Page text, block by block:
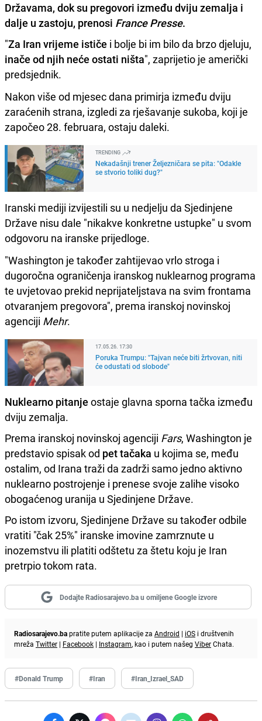
Državama, dok su pregovori između dviju zemalja i
dalje u zastoju, prenosi France Presse.
"Za Iran vrijeme ističe i bolje bi im bilo da brzo djeluju,
inače od njih neće ostati ništa", zaprijetio je američki
predsjednik.
Nakon više od mjesec dana primirja između dviju
zaraćenih strana, izgledi za rješavanje sukoba, koji je
započeo 28. februara, ostaju daleki.
TRENDING
Nekadašnji trener Željezničara se pita: "Odakle
se stvorio toliki dug?"
Iranski mediji izvijestili su u nedjelju da Sjedinjene
Države nisu dale "nikakve konkretne ustupke" u svom
odgovoru na iranske prijedloge.
"Washington je također zahtijevao vrlo stroga i
dugoročna ograničenja iranskog nuklearnog programa
te uvjetovao prekid neprijateljstava na svim frontama
otvaranjem pregovora", prema iranskoj novinskoj
agenciji Mehr.
17.05.26. 17:30
Poruka Trumpu: "Tajvan neće biti žrtvovan, niti
će odustati od slobode"
Nuklearno pitanje ostaje glavna sporna tačka između
dviju zemalja.
Prema iranskoj novinskoj agenciji Fars, Washington je
predstavio spisak od pet tačaka u kojima se, među
ostalim, od Irana traži da zadrži samo jedno aktivno
nuklearno postrojenje i prenese svoje zalihe visoko
obogaćenog uranija u Sjedinjene Države.
Po istom izvoru, Sjedinjene Države su također odbile
vratiti "čak 25%" iranske imovine zamrznute u
inozemstvu ili platiti odštetu za štetu koju je Iran
pretrpio tokom rata.
Dodajte Radiosarajevo.ba u omiljene Google izvore
Radiosarajevo.bapratite putem aplikacije za Android | iOS i društvenih
mreža Twitter | Facebook | Instagram, kao i putem našeg ViberChata.
#Donald Trump #Iran #Iran_Izrael_SAD